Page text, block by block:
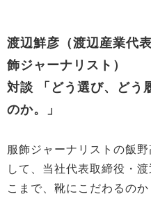
渡辺鮮彦（渡辺産業代
飾ジャーナリスト）
対談 「どう選び、どう
のか。」
服飾ジャーナリストの飯
して、当社代表取締役・
こまで、靴にこだわるの